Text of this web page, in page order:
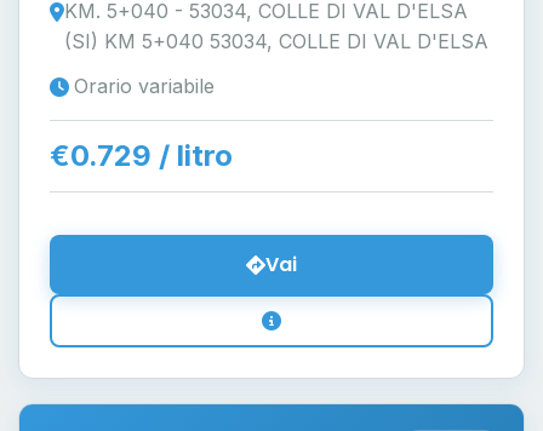
KM. 5+040 - 53034, COLLE DI VAL D'ELSA
(SI) KM 5+040 53034, COLLE DI VAL D'ELSA
Orario variabile
€0.729 / litro
Vai